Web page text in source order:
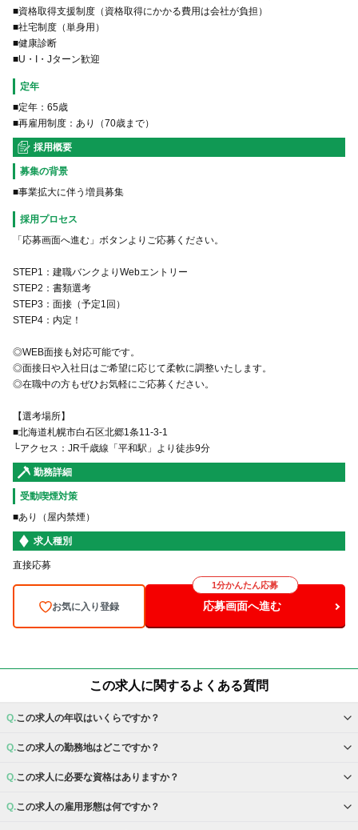
■資格取得支援制度（資格取得にかかる費用は会社が負担）
■社宅制度（単身用）
■健康診断
定年
■定年：65歳
■再雇用制度：あり（70歳まで）
採用概要
募集の背景
■事業拡大に伴う増員募集
採用プロセス
「応募画面へ進む」ボタンよりご応募ください。
STEP1：建職バンクよりWebエントリー
STEP2：書類選考
STEP3：面接（予定1回）
STEP4：内定！
◎WEB面接も対応可能です。
◎面接日や入社日はご希望に応じて柔軟に調整いたします。
◎在職中の⽅もぜひお気軽にご応募ください。
【選考場所】
■北海道札幌市白石区北郷1条11-3-1
└アクセス：JR千歳線「平和駅」より徒歩9分
勤務詳細
受動喫煙対策
■あり（屋内禁煙）
求人種別
直接応募
お気に入り登録 応募画面へ進む
1分かんたん応募
この求人に関するよくある質問
この求人の年収はいくらですか？
この求人の勤務地はどこですか？
この求人に必要な資格はありますか？
この求人の雇用形態は何ですか？